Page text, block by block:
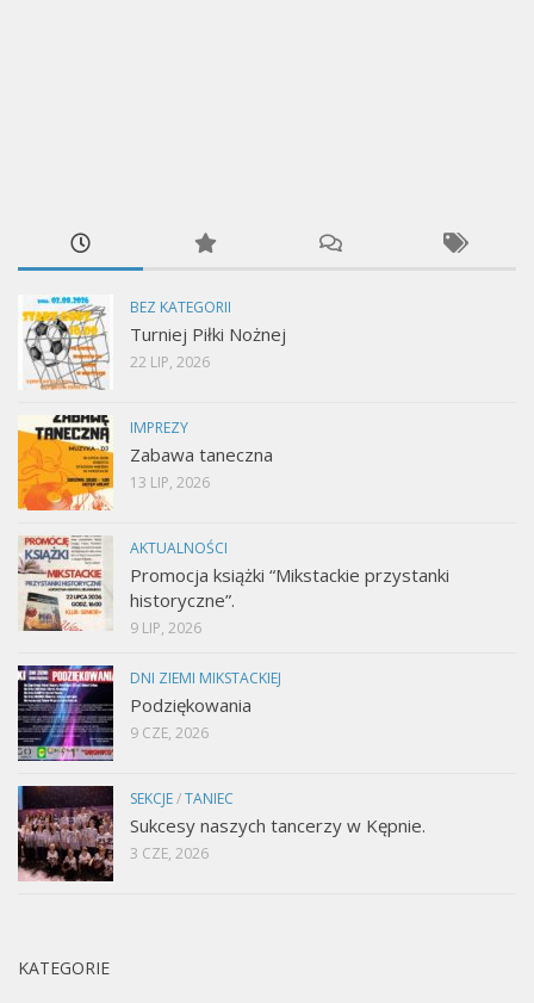
BEZ KATEGORII
Turniej Piłki Nożnej
22 LIP, 2026
IMPREZY
Zabawa taneczna
13 LIP, 2026
AKTUALNOŚCI
Promocja książki “Mikstackie przystanki
historyczne”.
9 LIP, 2026
DNI ZIEMI MIKSTACKIEJ
Podziękowania
9 CZE, 2026
SEKCJE/TANIEC
Sukcesy naszych tancerzy w Kępnie.
3 CZE, 2026
KATEGORIE